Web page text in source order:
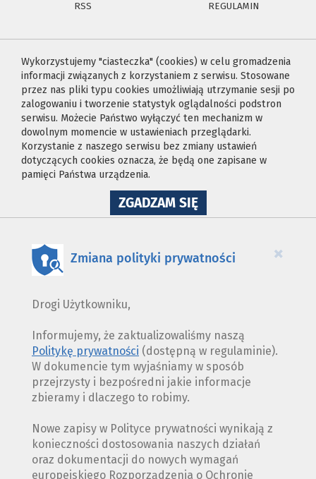
RSS
REGULAMIN
Wykorzystujemy "ciasteczka" (cookies) w celu gromadzenia
informacji związanych z korzystaniem z serwisu. Stosowane
przez nas pliki typu cookies umożliwiają utrzymanie sesji po
zalogowaniu i tworzenie statystyk oglądalności podstron
serwisu. Możecie Państwo wyłączyć ten mechanizm w
dowolnym momencie w ustawieniach przeglądarki.
Korzystanie z naszego serwisu bez zmiany ustawień
dotyczących cookies oznacza, że będą one zapisane w
pamięci Państwa urządzenia.
ZGADZAM SIĘNA
WYKORZYSTANIE
×
Zmiana polityki prywatności
Drogi Użytkowniku,
Informujemy, że zaktualizowaliśmy naszą
Politykę prywatności (dostępną w regulaminie).
W dokumencie tym wyjaśniamy w sposób
przejrzysty i bezpośredni jakie informacje
zbieramy i dlaczego to robimy.
Nowe zapisy w Polityce prywatności wynikają z
konieczności dostosowania naszych działań
oraz dokumentacji do nowych wymagań
europejskiego Rozporządzenia o Ochronie